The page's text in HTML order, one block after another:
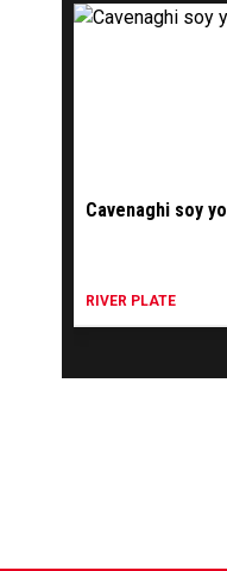
Cavenaghi soy yo
RIVER PLATE